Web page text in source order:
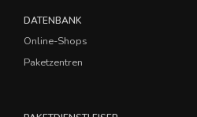
DATENBANK
Online-Shops
Paketzentren